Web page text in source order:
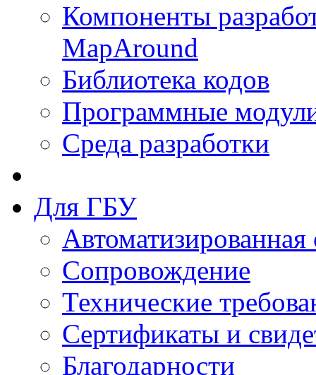
Компоненты
MapAround
Библиотека кодов
Программные
Среда разработки
Для ГБУ
Сопровождение
Технические
Сертификаты и
Благодарности